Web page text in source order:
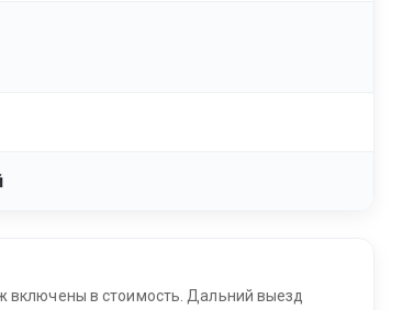
включены в стоимость. Дальний выезд